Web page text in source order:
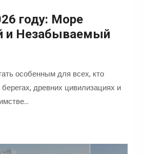
году: Море
и Незабываемый
особенным для всех, кто
древних цивилизациях и